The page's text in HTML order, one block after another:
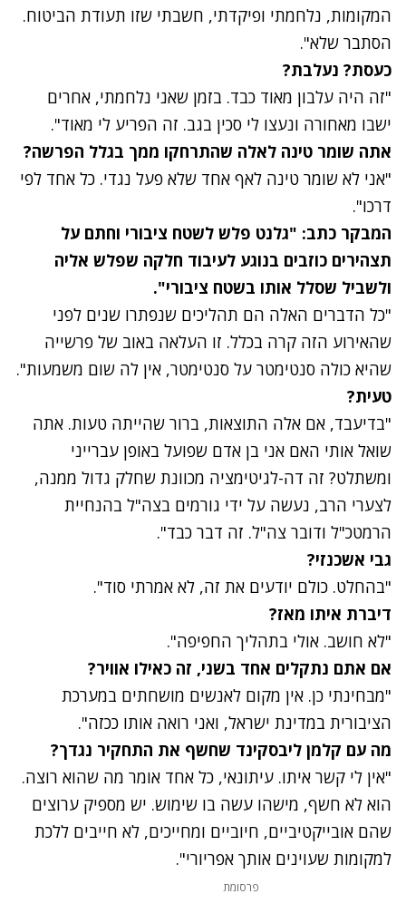
המקומות, נלחמתי ופיקדתי, חשבתי שזו תעודת הביטוח.
הסתבר שלא".
כעסת? נעלבת?
"זה היה עלבון מאוד כבד. בזמן שאני נלחמתי, אחרים
ישבו מאחורה ונעצו לי סכין בגב. זה הפריע לי מאוד".
אתה שומר טינה לאלה שהתרחקו ממך בגלל הפרשה?
"אני לא שומר טינה לאף אחד שלא פעל נגדי. כל אחד לפי
דרכו".
המבקר כתב: "גלנט פלש לשטח ציבורי וחתם על
תצהירים כוזבים בנוגע לעיבוד חלקה שפלש אליה
ולשביל שסלל אותו בשטח ציבורי".
"כל הדברים האלה הם תהליכים שנפתרו שנים לפני
שהאירוע הזה קרה בכלל. זו העלאה באוב של פרשייה
שהיא כולה סנטימטר על סנטימטר, אין לה שום משמעות".
טעית?
"בדיעבד, אם אלה התוצאות, ברור שהייתה טעות. אתה
שואל אותי האם אני בן אדם שפועל באופן עברייני
ומשתלט? זה דה-לגיטימציה מכוונת שחלק גדול ממנה,
לצערי הרב, נעשה על ידי גורמים בצה"ל בהנחיית
הרמטכ"ל ודובר צה"ל. זה דבר כבד".
גבי אשכנזי?
"בהחלט. כולם יודעים את זה, לא אמרתי סוד".
דיברת איתו מאז?
"לא חושב. אולי בתהליך החפיפה".
אם אתם נתקלים אחד בשני, זה כאילו אוויר?
"מבחינתי כן. אין מקום לאנשים מושחתים במערכת
הציבורית במדינת ישראל, ואני רואה אותו ככזה".
מה עם קלמן ליבסקינד שחשף את התחקיר נגדך?
"אין לי קשר איתו. עיתונאי, כל אחד אומר מה שהוא רוצה.
הוא לא חשף, מישהו עשה בו שימוש. יש מספיק ערוצים
שהם אובייקטיביים, חיוביים ומחייכים, לא חייבים ללכת
למקומות שעוינים אותך אפריורי".
פרסומת